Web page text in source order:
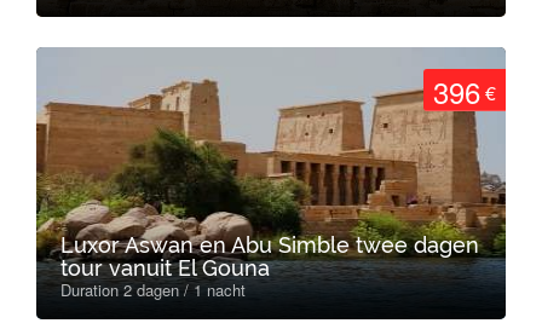
396€
Luxor Aswan en Abu Simble twee dagen
tour vanuit El Gouna
Duration 2 dagen / 1 nacht